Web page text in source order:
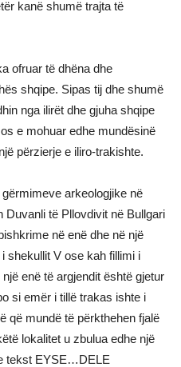
kanë shumë trajta të
ofruar të dhëna dhe
shqipe. Sipas tij dhe shumë
nga ilirët dhe gjuha shqipe
e mohuar edhe mundësinë
përzierje e iliro-trakishte.
arkeologjike në
Duvanli të Pllovdivit në Bullgari
në enë dhe në një
shekullit V ose kah fillimi i
enë të argjendit është gjetur
si emër i tillë trakas ishte i
që mundë të përkthehen fjalë
lokalitet u zbulua edhe një
tekst EYSE…DELE